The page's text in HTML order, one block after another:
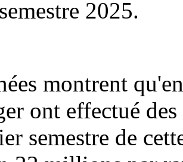
2025.
montrent
ont effectué
semestre de